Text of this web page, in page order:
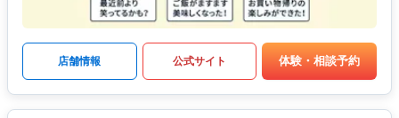
店舗情報 公式サイト 体験・相談予約